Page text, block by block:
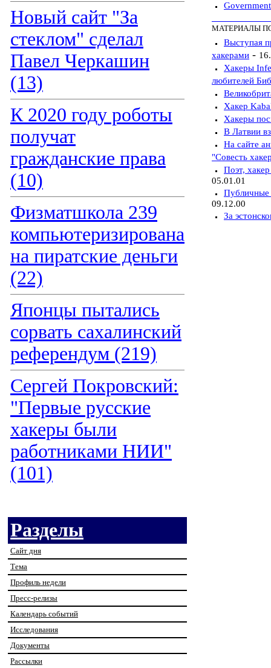
Новый сайт "За
стеклом" сделал
Павел Черкашин
(13)
К 2020 году роботы
получат
гражданские права
(10)
Физматшкола 239
компьютеризирована
на пиратские деньги
(22)
Японцы пытались
сорвать сахалинский
референдум (219)
Сергей Покровский:
"Первые русские
хакеры были
работниками НИИ"
(101)
Разделы
Сайт дня
Тема
Профиль недели
Пресс-релизы
Календарь событий
Исследования
Документы
Рассылки
МАТЕРИАЛЫ
Выступая
хакерами -
Хакеры
любителей
Хакер
Хакеры
В Латвии
На сайте
"Совесть
Поэт,
05.01.01
Публичные
09.12.00
За